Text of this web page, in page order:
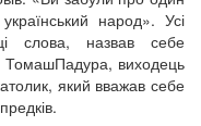
народ». Усі
слова, назвав себе
ТомашПадура, виходець
який вважав себе